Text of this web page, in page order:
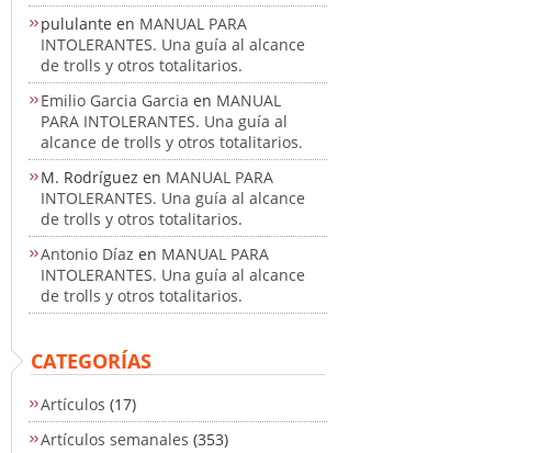
pululante en MANUAL PARA
INTOLERANTES. Una guía al alcance
de trolls y otros totalitarios.
Emilio Garcia Garcia en MANUAL
PARA INTOLERANTES. Una guía al
alcance de trolls y otros totalitarios.
M. Rodríguez en MANUAL PARA
INTOLERANTES. Una guía al alcance
de trolls y otros totalitarios.
Antonio Díaz en MANUAL PARA
INTOLERANTES. Una guía al alcance
de trolls y otros totalitarios.
CATEGORÍAS
Artículos (17)
Artículos semanales (353)